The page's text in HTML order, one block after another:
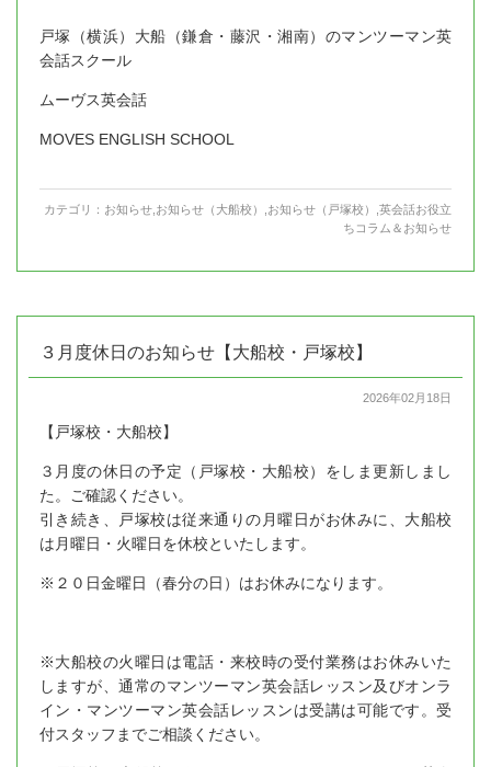
戸塚（横浜）大船（鎌倉・藤沢・湘南）のマンツーマン英
会話スクール
ムーヴス英会話
MOVES ENGLISH SCHOOL
カテゴリ： お知らせ お知らせ（大船校） お知らせ（戸塚校）
英会話お役立
ちコラム＆お知らせ
３月度休日のお知らせ【大船校・戸塚校】
2026年02月18日
【戸塚校・大船校】
３月度の休日の予定（戸塚校・大船校）をしま更新しまし
た。ご確認ください。
引き続き、戸塚校は従来通りの月曜日がお休みに、大船校
は月曜日・火曜日を休校といたします。
※２０日金曜日（春分の日）はお休みになります。
※大船校の火曜日は電話・来校時の受付業務はお休みいた
しますが、通常のマンツーマン英会話レッスン及びオンラ
イン・マンツーマン英会話レッスンは受講は可能です。受
付スタッフまでご相談ください。